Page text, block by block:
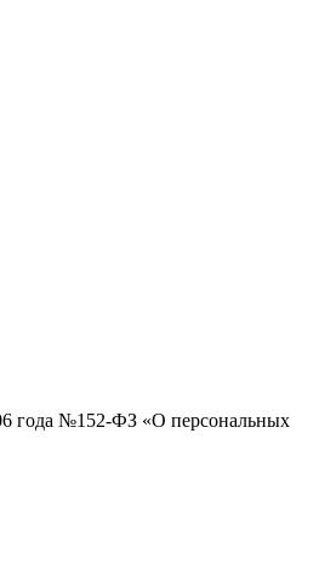
года №152-ФЗ «О персональных